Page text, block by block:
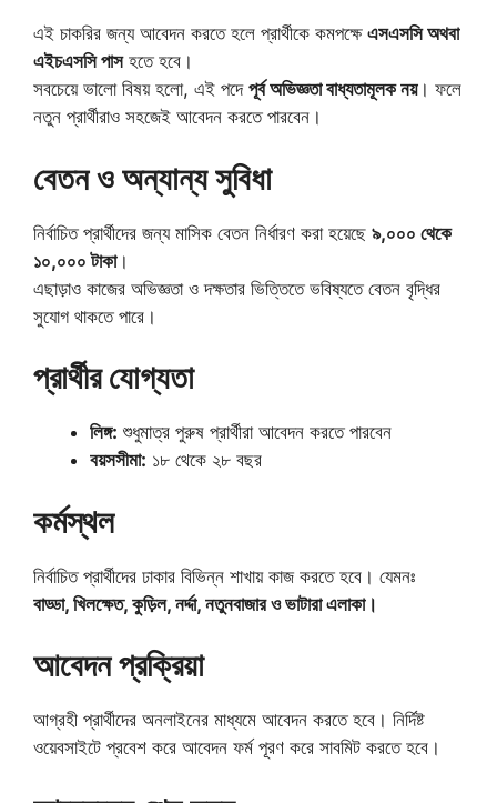
এই চাকরির জন্য আবেদন করতে হলে প্রার্থীকে কমপক্ষে এসএসসি অথবা
এইচএসসি পাসহতে হবে।
সবচেয়ে ভালো বিষয় হলো, এই পদে পূর্ব অভিজ্ঞতা বাধ্যতামূলক নয়। ফলে
নতুন প্রার্থীরাও সহজেই আবেদন করতে পারবেন।
বেতন ও অন্যান্য সুবিধা
নির্বাচিত প্রার্থীদের জন্য মাসিক বেতন নির্ধারণ করা হয়েছে ৯,০০০ থেকে
১০,০০০ টাকা।
এছাড়াও কাজের অভিজ্ঞতা ও দক্ষতার ভিত্তিতে ভবিষ্যতে বেতন বৃদ্ধির
সুযোগ থাকতে পারে।
প্রার্থীর যোগ্যতা
লিঙ্গ: শুধুমাত্র পুরুষ প্রার্থীরা আবেদন করতে পারবেন
বয়সসীমা: ১৮ থেকে ২৮ বছর
কর্মস্থল
নির্বাচিত প্রার্থীদের ঢাকার বিভিন্ন শাখায় কাজ করতে হবে। যেমনঃ
বাড্ডা, খিলক্ষেত, কুড়িল, নর্দ্দা, নতুনবাজার ও ভাটারা এলাকা।
আবেদন প্রক্রিয়া
আগ্রহী প্রার্থীদের অনলাইনের মাধ্যমে আবেদন করতে হবে। নির্দিষ্ট
ওয়েবসাইটে প্রবেশ করে আবেদন ফর্ম পূরণ করে সাবমিট করতে হবে।